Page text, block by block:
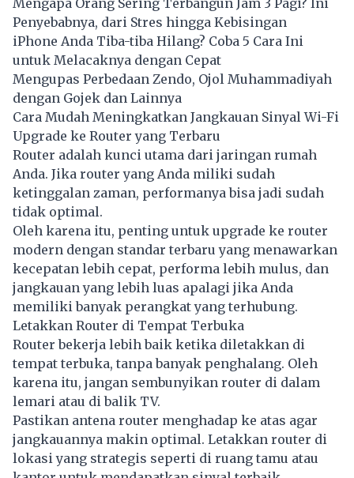
Mengapa Orang Sering Terbangun Jam 3 Pagi? Ini
Penyebabnya, dari Stres hingga Kebisingan
iPhone Anda Tiba-tiba Hilang? Coba 5 Cara Ini
untuk Melacaknya dengan Cepat
Mengupas Perbedaan Zendo, Ojol Muhammadiyah
dengan Gojek dan Lainnya
Cara Mudah Meningkatkan Jangkauan Sinyal Wi-Fi
Upgrade ke Router yang Terbaru
Router adalah kunci utama dari jaringan rumah
Anda. Jika router yang Anda miliki sudah
ketinggalan zaman, performanya bisa jadi sudah
tidak optimal.
Oleh karena itu, penting untuk upgrade ke router
modern dengan standar terbaru yang menawarkan
kecepatan lebih cepat, performa lebih mulus, dan
jangkauan yang lebih luas apalagi jika Anda
memiliki banyak perangkat yang terhubung.
Letakkan Router di Tempat Terbuka
Router bekerja lebih baik ketika diletakkan di
tempat terbuka, tanpa banyak penghalang. Oleh
karena itu, jangan sembunyikan router di dalam
lemari atau di balik TV.
Pastikan antena router menghadap ke atas agar
jangkauannya makin optimal. Letakkan router di
lokasi yang strategis seperti di ruang tamu atau